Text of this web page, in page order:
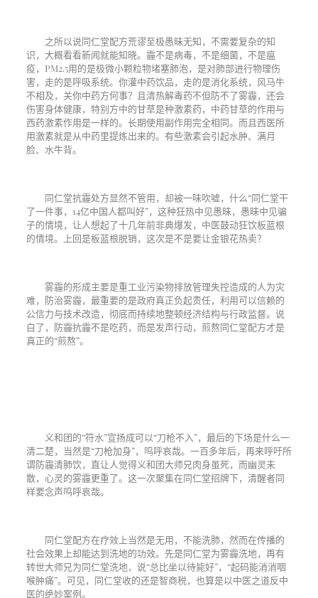
之所以说同仁堂配方荒谬至极愚昧无知，不需要复杂的知
识，大概看看新闻就能知晓。霾不是病毒，不是细菌，不是瘟
疫， PM2.5用的是极微小颗粒物堵塞肺泡，是对肺部进行物理伤
害，走的是呼吸系统。你灌中药饮品，走的是消化系统，风马牛
不相及，关你中药方何事？且清热解毒药不但防不了雾霾，还会
伤害身体健康，特别方中的甘草是种激素药，中药甘草的作用与
西药激素作用是一样的。长期使用副作用完全相同。而且西医所
用激素就是从中药里提炼出来的。有些激素会引起水肿、满月
脸、水牛背。
同仁堂抗霾处方显然不管用，却被一味吹嘘，什么“同仁堂干
了一件事， 14亿中国人都叫好”，这种狂热中见愚昧，愚昧中见骗
子的情境，让人想起了十几年前非典爆发，中医鼓动狂饮板蓝根
的情境。上回是板蓝根脱销，这次是不是要让金银花热卖？
雾霾的形成主要是重工业污染物排放管理失控造成的人为灾
难，防治雾霾，最重要的是政府真正负起责任，利用可以信赖的
公信力与技术改造，彻底而持续地整顿经济结构与行政监督。说
白了，防霾抗霾不是吃药，而是发声行动，煎熬同仁堂配方才是
真正的“煎熬”。
义和团的“符水”宣扬成可以“刀枪不入”，最后的下场是什么一
清二楚，当然是“刀枪加身”，呜呼哀哉。一百多年后，再来呼吁所
谓防霾清肺饮，直让人觉得义和团大师兄肉身虽死，而幽灵未
散，心灵的雾霾更重了。这一次聚集在同仁堂招牌下，清醒者同
样要念声呜呼哀哉。
同仁堂配方在疗效上当然是无用，不能洗肺，然而在传播的
社会效果上却能达到洗地的功效。先是同仁堂为雾霾洗地，再有
转世大师兄为同仁堂洗地，说“总比坐以待毙好”，“起码能消消咽
喉肿痛”。可见，同仁堂收的还是智商税，也算是以中医之道反中
医的绝妙案例。